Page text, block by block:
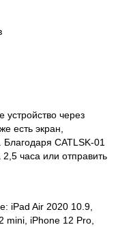
устройство через
есть экран,
CATLSK-01​
часа или отправить
iPad Air 2020 10.9,
mini, iPhone 12 Pro,